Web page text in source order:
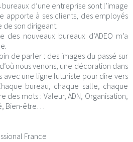
d’une entreprise sont l’image
apporte à ses clients, des employés
de son dirigeant.
nouveaux bureaux d’ADEO m’a
de parler : des images du passé sur
nous venons, une décoration dans
avec une ligne futuriste pour dire vers
bureau, chaque salle, chaque
des mots : Valeur, ADN, Organisation,
Bien-être…
France